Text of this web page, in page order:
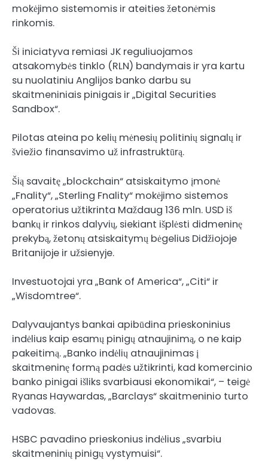
mokėjimo sistemomis ir ateities žetonėmis
rinkomis.
Ši iniciatyva remiasi JK reguliuojamos
atsakomybės tinklo (RLN) bandymais ir yra kartu
su nuolatiniu Anglijos banko darbu su
skaitmeniniais pinigais ir „Digital Securities
Sandbox“.
Pilotas ateina po kelių mėnesių politinių signalų ir
šviežio finansavimo už infrastruktūrą.
Šią savaitę „blockchain“ atsiskaitymo įmonė
„Fnality“, „Sterling Fnality“ mokėjimo sistemos
operatorius užtikrinta Maždaug 136 mln. USD iš
bankų ir rinkos dalyvių, siekiant išplėsti didmeninę
prekybą, žetonų atsiskaitymų bėgelius Didžiojoje
Britanijoje ir užsienyje.
Investuotojai yra „Bank of America“, „Citi“ ir
„Wisdomtree“.
Dalyvaujantys bankai apibūdina prieskoninius
indėlius kaip esamų pinigų atnaujinimą, o ne kaip
pakeitimą. „Banko indėlių atnaujinimas į
skaitmeninę formą padės užtikrinti, kad komercinio
banko pinigai išliks svarbiausi ekonomikai“, – teigė
Ryanas Haywardas, „Barclays“ skaitmeninio turto
vadovas.
HSBC pavadino prieskonius indėlius „svarbiu
skaitmeninių pinigų vystymuisi“.